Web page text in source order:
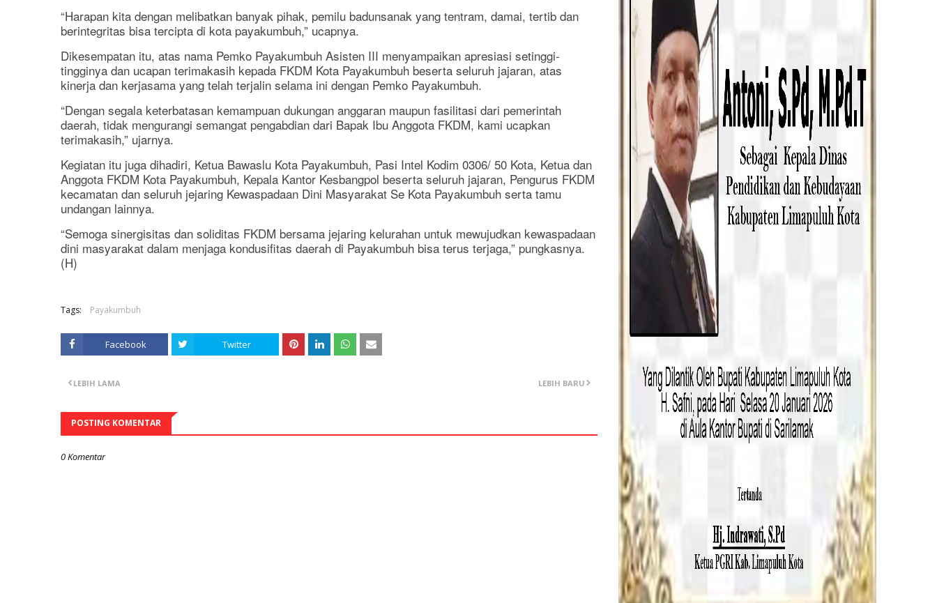
“Harapan kita dengan melibatkan banyak pihak, pemilu badunsanak yang tentram, damai, tertib dan
berintegritas bisa tercipta di kota payakumbuh,” ucapnya.
Dikesempatan itu, atas nama Pemko Payakumbuh Asisten III menyampaikan apresiasi setinggi-
tingginya dan ucapan terimakasih kepada FKDM Kota Payakumbuh beserta seluruh jajaran, atas
kinerja dan kerjasama yang telah terjalin selama ini dengan Pemko Payakumbuh.
“Dengan segala keterbatasan kemampuan dukungan anggaran maupun fasilitasi dari pemerintah
daerah, tidak mengurangi semangat pengabdian dari Bapak Ibu Anggota FKDM, kami ucapkan
terimakasih,” ujarnya.
Kegiatan itu juga dihadiri, Ketua Bawaslu Kota Payakumbuh, Pasi Intel Kodim 0306/ 50 Kota, Ketua dan
Anggota FKDM Kota Payakumbuh, Kepala Kantor Kesbangpol beserta seluruh jajaran, Pengurus FKDM
kecamatan dan seluruh jejaring Kewaspadaan Dini Masyarakat Se Kota Payakumbuh serta tamu
undangan lainnya.
“Semoga sinergisitas dan soliditas FKDM bersama jejaring kelurahan untuk mewujudkan kewaspadaan
dini masyarakat dalam menjaga kondusifitas daerah di Payakumbuh bisa terus terjaga,” pungkasnya.
(H)
Tags: Payakumbuh
Facebook Twitter
LEBIH BARU
LEBIH LAMA
POSTING KOMENTAR
0 Komentar